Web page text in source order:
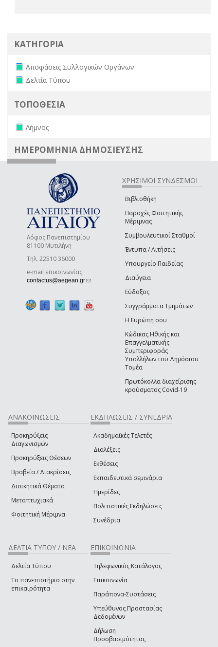
ΚΑΤΗΓΟΡΙΑ
Remove Αποφάσεις Συλλογικών Οργάνων filter
Αποφάσεις Συλλογικών Οργάνων
Remove Δελτία Τύπου filter
Δελτία Τύπου
ΤΟΠΟΘΕΣΙΑ
Remove Λήμνος filter
Λήμνος
ΗΜΕΡΟΜΗΝΙΑ ΔΗΜΟΣΙΕΥΣΗΣ
Λόφος Πανεπιστημίου
81100 Μυτιλήνη
Τηλ. 22510 36000
e-mail επικοινωνίας:
contactus@aegean.gr(link sends e-mail)
ΧΡΗΣΙΜΟΙ ΣΥΝΔΕΣΜΟΙ
Βιβλιοθήκη
Παροχές Φοιτητικής
Μέριμνας
Συμβουλευτικοί Σταθμοί
Έντυπα / Αιτήσεις
Υπουργείο Παιδείας
Διαύγεια
Εύδοξος
Συγγράμματα Τμημάτων
Η Ευρώπη σου
Κώδικας Ηθικής και
Επαγγελματικής
Συμπεριφοράς
Υπαλλήλων του Δημόσιου
Τομέα
Πρωτόκολλα διαχείρισης
κρούσματος Covid-19
ΑΝΑΚΟΙΝΩΣΕΙΣ
Προκηρύξεις
Διαγωνισμών
Προκηρύξεις Θέσεων
Βραβεία / Διακρίσεις
Διοικητικά Θέματα
Μεταπτυχιακά
Φοιτητική Μέριμνα
ΕΚΔΗΛΩΣΕΙΣ / ΣΥΝΕΔΡΙΑ
Ακαδημαϊκές Τελετές
Διαλέξεις
Εκθέσεις
Εκπαιδευτικά σεμινάρια
Ημερίδες
Πολιτιστικές Εκδηλώσεις
Συνέδρια
ΔΕΛΤΙΑ ΤΥΠΟΥ / ΝΕΑ
Δελτία Τύπου
Το πανεπιστήμιο στην
επικαιρότητα
ΕΠΙΚΟΙΝΩΝΙΑ
Τηλεφωνικός Κατάλογος
Επικοινωνία
Παράπονα-Συστάσεις
Υπεύθυνος Προστασίας
Δεδομένων
Δήλωση
Προσβασιμότητας